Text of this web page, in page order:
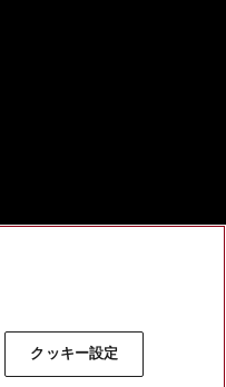
クッキー設定